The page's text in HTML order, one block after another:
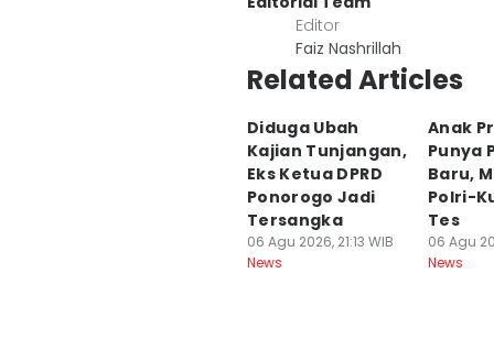
Editor
Faiz Nashrillah
Related Articles
Diduga Ubah
Kajian Tunjangan,
Eks Ketua DPRD
Ponorogo Jadi
Tersangka
06 Agu 2026, 21:13 WIB
News
Anak
Punya
Baru,
Polri-
Tes
06 Agu
News